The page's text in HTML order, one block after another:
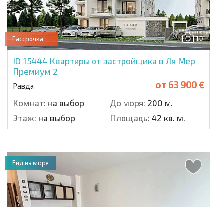
10
Рассрочка
ID 15444 Квартиры от застройщика в Ля Мер
Премиум 2
Равда от 63 900 €
Комнат: на выбор До моря: 200 м.
Этаж: на выбор Площадь: 42 кв. м.
Вид на море